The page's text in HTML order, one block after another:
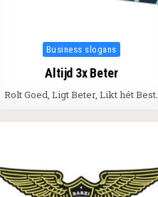
Posted in
Business slogans
Altijd 3x Beter
Rolt Goed, Ligt Beter, Likt hét Best.